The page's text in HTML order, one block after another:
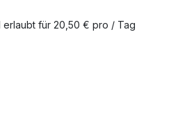
Hunde im Hotel erlaubt für 20,50 € pro / Tag